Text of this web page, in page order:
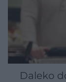
Daleko